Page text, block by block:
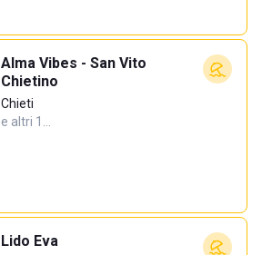
Alma Vibes - San Vito
Chietino
Chieti
e altri 1…
Lido Eva